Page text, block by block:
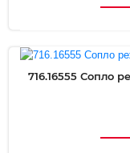
716.16555 Сопло